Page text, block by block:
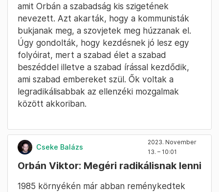
amit Orbán a szabadság kis szigetének
nevezett. Azt akarták, hogy a kommunisták
bukjanak meg, a szovjetek meg húzzanak el.
Úgy gondolták, hogy kezdésnek jó lesz egy
folyóirat, mert a szabad élet a szabad
beszéddel illetve a szabad írással kezdődik,
ami szabad embereket szül. Ők voltak a
legradikálisabbak az ellenzéki mozgalmak
között akkoriban.
Cseke Balázs
2023. November
13. – 10:01
Orbán Viktor: Megéri radikálisnak lenni
1985 környékén már abban reménykedtek